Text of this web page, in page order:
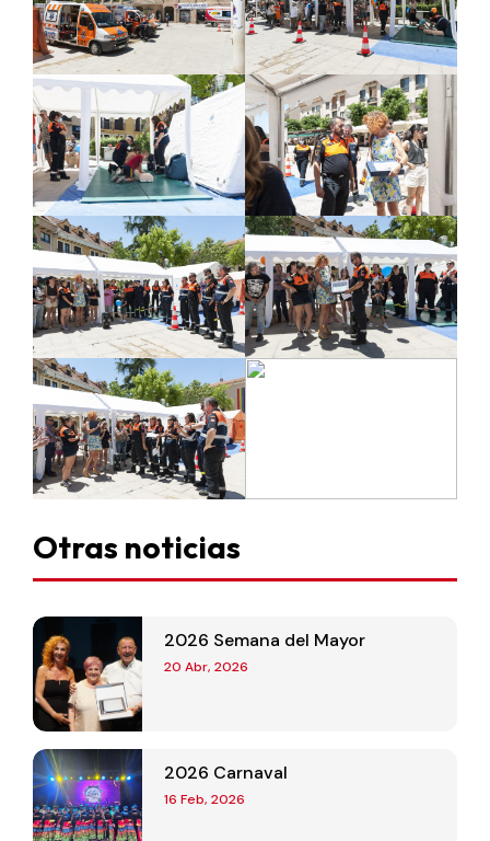
Otras noticias
2026 Semana del Mayor
20 Abr, 2026
2026 Carnaval
16 Feb, 2026